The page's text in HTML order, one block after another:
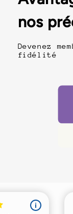
nos
Devenez
fidélité